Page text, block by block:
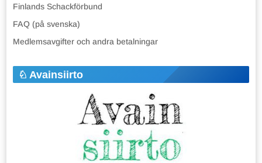
Finlands Schackförbund
FAQ (på svenska)
Medlemsavgifter och andra betalningar
Avainsiirto